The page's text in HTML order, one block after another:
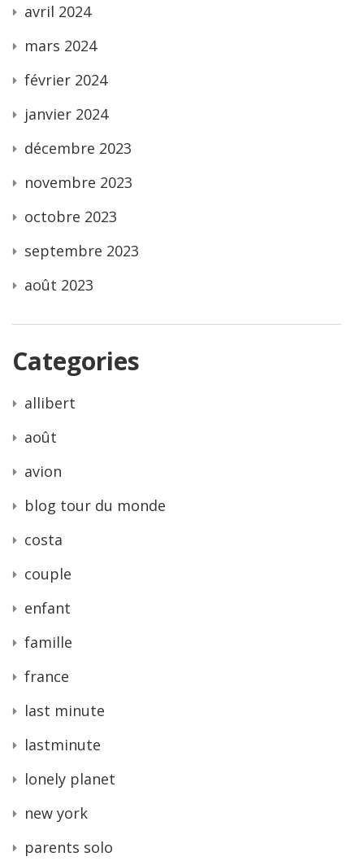
avril 2024
mars 2024
février 2024
janvier 2024
décembre 2023
novembre 2023
octobre 2023
septembre 2023
août 2023
Categories
allibert
août
avion
blog tour du monde
costa
couple
enfant
famille
france
last minute
lastminute
lonely planet
new york
parents solo